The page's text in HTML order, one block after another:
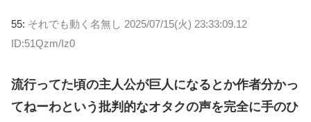
55: それでも動く名無し 2025/07/15(火) 23:33:09.12
ID:51Qzm/Iz0
流行ってた頃の主人公が巨人になるとか作者分かっ
てねーわという批判的なオタクの声を完全に手のひ